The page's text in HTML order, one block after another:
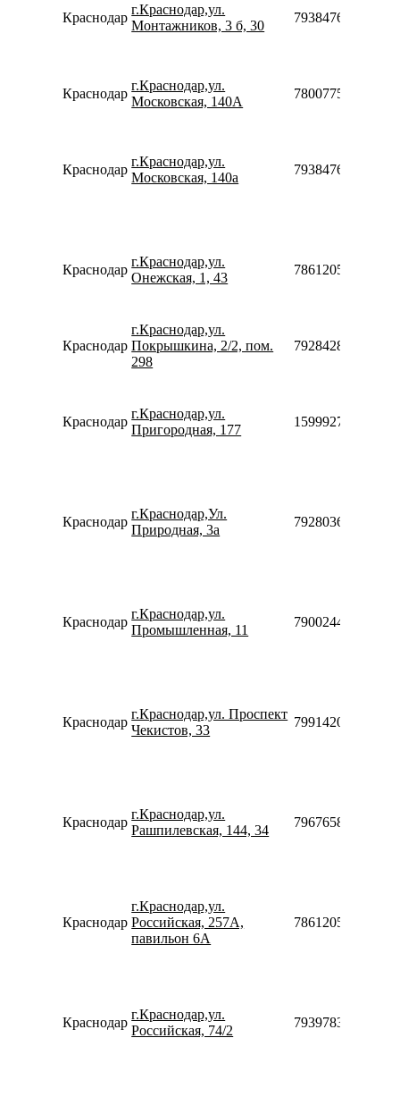
Краснодар
г.Краснодар,ул.
Монтажников, 3 б, 30
Краснодар
г.Краснодар,ул.
Московская, 140А
78007753553
Краснодар
г.Краснодар,ул.
Московская, 140а
Краснодар
г.Краснодар,ул.
Онежская, 1, 43
78612050160
Краснодар
г.Краснодар,ул.
Покрышкина, 2/2, пом.
298
79284289090
Краснодар
г.Краснодар,ул.
Пригородная, 177
159992755870
Краснодар
г.Краснодар,Ул.
Природная, 3а
79280368517
Краснодар
г.Краснодар,ул.
Промышленная, 11
79002440077
Краснодар
г.Краснодар,ул. Проспект
Чекистов, 33
79914205677
Краснодар
г.Краснодар,ул.
Рашпилевская, 144, 34
79676589990
Краснодар
г.Краснодар,ул.
Российская, 257A,
павильон 6А
786120502103
Краснодар
г.Краснодар,ул.
Российская, 74/2
79397839551